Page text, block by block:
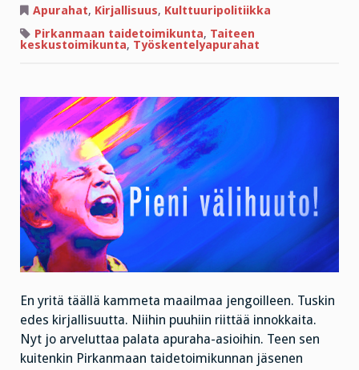
se
lähtee?
Apurahat, Kirjallisuus, Kulttuuripolitiikka
Pirkanmaan taidetoimikunta, Taiteen
keskustoimikunta, Työskentelyapurahat
En yritä täällä kammeta maailmaa jengoilleen. Tuskin
edes kirjallisuutta. Niihin puuhiin riittää innokkaita.
Nyt jo arveluttaa palata apuraha-asioihin. Teen sen
kuitenkin Pirkanmaan taidetoimikunnan jäsenen